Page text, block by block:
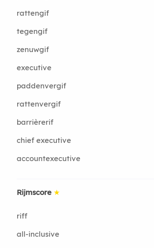
rattengif
tegengif
zenuwgif
executive
paddenvergif
rattenvergif
barrièrerif
chief executive
accountexecutive
Rijmscore ★
riff
all-inclusive